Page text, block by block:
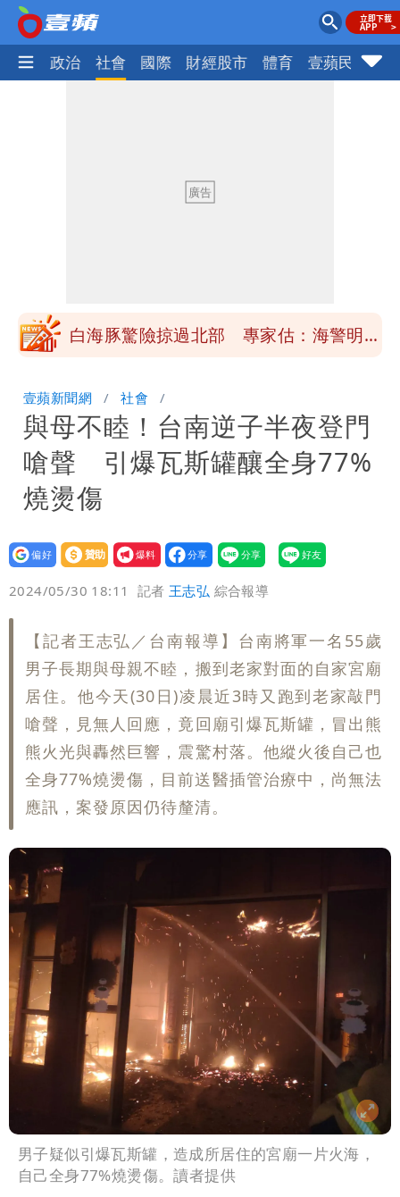
生活 政治 社會 國際 財經股市 體育 壹蘋民調
「終於能交代」 捐500萬獎學金延續愛
白海豚颱風逼近！鄭明典示警「恐遇黑潮
砸重金再買一整桌卡盒
白海豚驚險掠過北部 專家估：海警明發
「終於能交代」 捐500萬獎學金延續愛
白海豚颱風逼近！鄭明典示警「恐遇黑潮
變強」 路徑分歧藏警訊：不利強度維持
壹蘋新聞網 社會
與母不睦！台南逆子半夜登門
嗆聲 引爆瓦斯罐釀全身77%
燒燙傷
設為
贊助
我要
爆料
2024/05/30 18:11 記者王志弘 綜合報導
【記者王志弘／台南報導】台南將軍一名55歲
男子長期與母親不睦，搬到老家對面的自家宮廟
居住。他今天(30日)凌晨近3時又跑到老家敲門
嗆聲，見無人回應，竟回廟引爆瓦斯罐，冒出熊
熊火光與轟然巨響，震驚村落。他縱火後自己也
全身77%燒燙傷，目前送醫插管治療中，尚無法
應訊，案發原因仍待釐清。
男子疑似引爆瓦斯罐，造成所居住的宮廟一片火海，
自己全身77%燒燙傷。讀者提供